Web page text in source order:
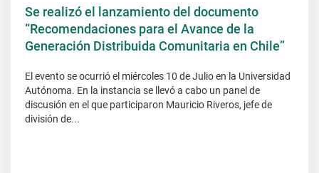
Se realizó el lanzamiento del documento
“Recomendaciones para el Avance de la
Generación Distribuida Comunitaria en Chile”
El evento se ocurrió el miércoles 10 de Julio en la Universidad
Autónoma. En la instancia se llevó a cabo un panel de
discusión en el que participaron Mauricio Riveros, jefe de
división de...